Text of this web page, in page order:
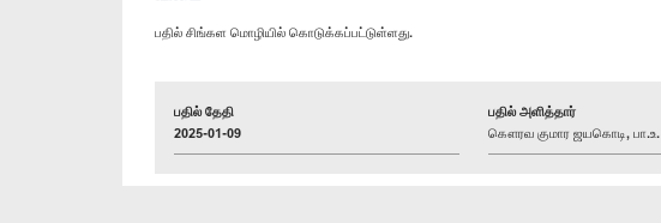
பதில் சிங்கள மொழியில் கொடுக்கப்பட்டுள்ளது.
பதில் தேதி
2025-01-09
பதில் அளித்தார்
கௌரவ குமார ஜயகொடி, பா.உ.